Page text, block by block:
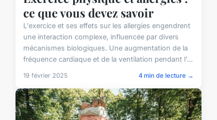
ce que vous devez savoir
L'exercice et ses effets sur les allergies engendrent
une interaction complexe, influencée par divers
mécanismes biologiques. Une augmentation de la
fréquence cardiaque et de la ventilation pendant l'...
19 février 2025 4 min de lecture →